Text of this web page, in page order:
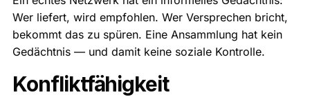
Wer liefert, wird empfohlen. Wer Versprechen bricht,
bekommt das zu spüren. Eine Ansammlung hat kein
Gedächtnis — und damit keine soziale Kontrolle.
Konfliktfähigkeit